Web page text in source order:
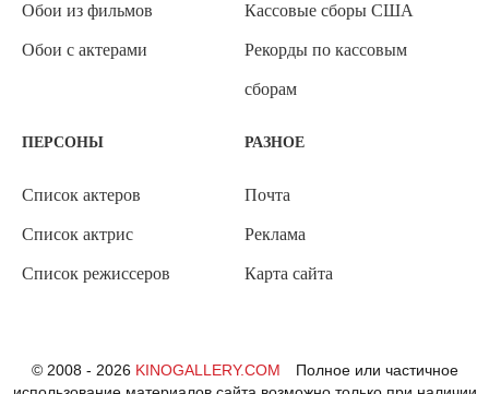
Обои из фильмов
Обои с актерами
Кассовые сборы США
Рекорды по кассовым
сборам
ПЕРСОНЫ
Список актеров
Список актрис
Список режиссеров
РАЗНОЕ
Почта
Реклама
Карта сайта
© 2008 - 2026 KINOGALLERY.COM
Полное или частичное